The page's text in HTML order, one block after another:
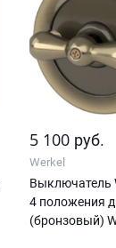
5 100 руб.
Werkel
Выключатель
4 положения
(бронзовый)